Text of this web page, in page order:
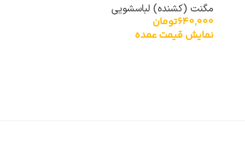
مگنت (کشنده) لباسشویی
XPQ-6
640,000تومان
نمایش قیمت عمده